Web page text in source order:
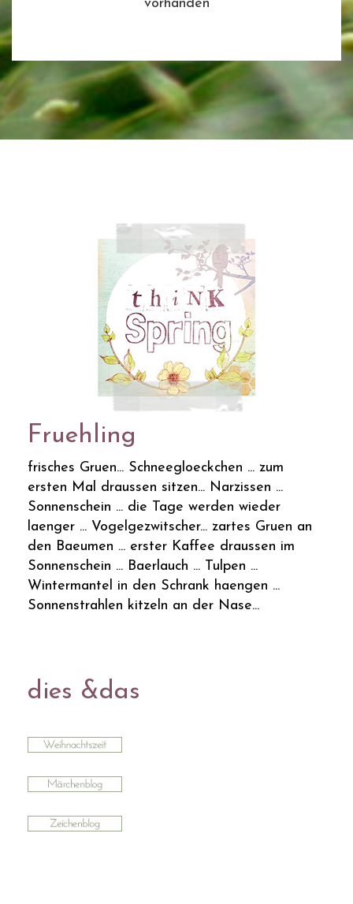
vorhanden
Fruehling
frisches Gruen... Schneegloeckchen ... zum
ersten Mal draussen sitzen... Narzissen ...
Sonnenschein ... die Tage werden wieder
laenger ... Vogelgezwitscher... zartes Gruen an
den Baeumen ... erster Kaffee draussen im
Sonnenschein ... Baerlauch ... Tulpen ...
Wintermantel in den Schrank haengen ...
Sonnenstrahlen kitzeln an der Nase...
dies &das